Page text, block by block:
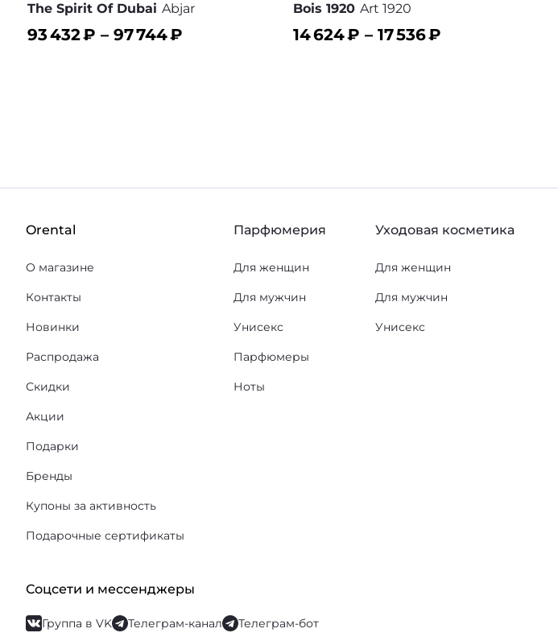
The Spirit Of Dubai Abjar
93 432₽ – 97 744₽
Bois 1920 Art 1920
14 624₽ – 17 536₽
Orental
О магазине
Контакты
Новинки
Распродажа
Скидки
Акции
Подарки
Бренды
Купоны за активность
Подарочные сертификаты
Парфюмерия
Для женщин
Для мужчин
Унисекс
Парфюмеры
Ноты
Уходовая косметика
Для женщин
Для мужчин
Унисекс
Соцсети и мессенджеры
Группа в VK Телеграм-канал Телеграм-бот